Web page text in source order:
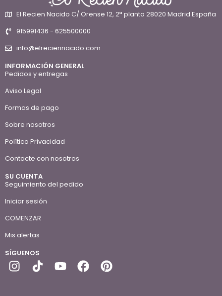
El Recien Nacido C/ Orense 12, 2ª planta 28020 Madrid España
915991436 - 625500000
info@elreciennacido.com
INFORMACIÓN GENERAL
Pedidos y entregas
Aviso Legal
Formas de pago
Sobre nosotros
Política Privacidad
Contacte con nosotros
SU CUENTA
Seguimiento del pedido
Iniciar sesión
COMENZAR
Mis alertas
SÍGUENOS